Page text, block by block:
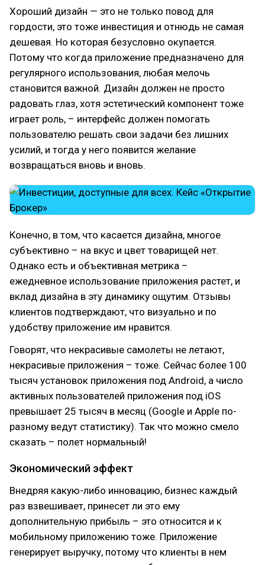
Хороший дизайн — это не только повод для
гордости, это тоже инвестиция и отнюдь не самая
дешевая. Но которая безусловно окупается.
Потому что когда приложение предназначено для
регулярного использования, любая мелочь
становится важной. Дизайн должен не просто
радовать глаз, хотя эстетический компонент тоже
играет роль, – интерфейс должен помогать
пользователю решать свои задачи без лишних
усилий, и тогда у него появится желание
возвращаться вновь и вновь.
Конечно, в том, что касается дизайна, многое
субъективно – на вкус и цвет товарищей нет.
Однако есть и объективная метрика –
ежедневное использование приложения растет, и
вклад дизайна в эту динамику ощутим. Отзывы
клиентов подтверждают, что визуально и по
удобству приложение им нравится.
Говорят, что некрасивые самолеты не летают,
некрасивые приложения – тоже. Сейчас более 100
тысяч установок приложения под Android, а число
активных пользователей приложения под iOS
превышает 25 тысяч в месяц (Google и Apple по-
разному ведут статистику). Так что можно смело
сказать – полет нормальный!
Экономический эффект
Внедряя какую-либо инновацию, бизнес каждый
раз взвешивает, принесет ли это ему
дополнительную прибыль – это относится и к
мобильному приложению тоже. Приложение
генерирует выручку, потому что клиенты в нем